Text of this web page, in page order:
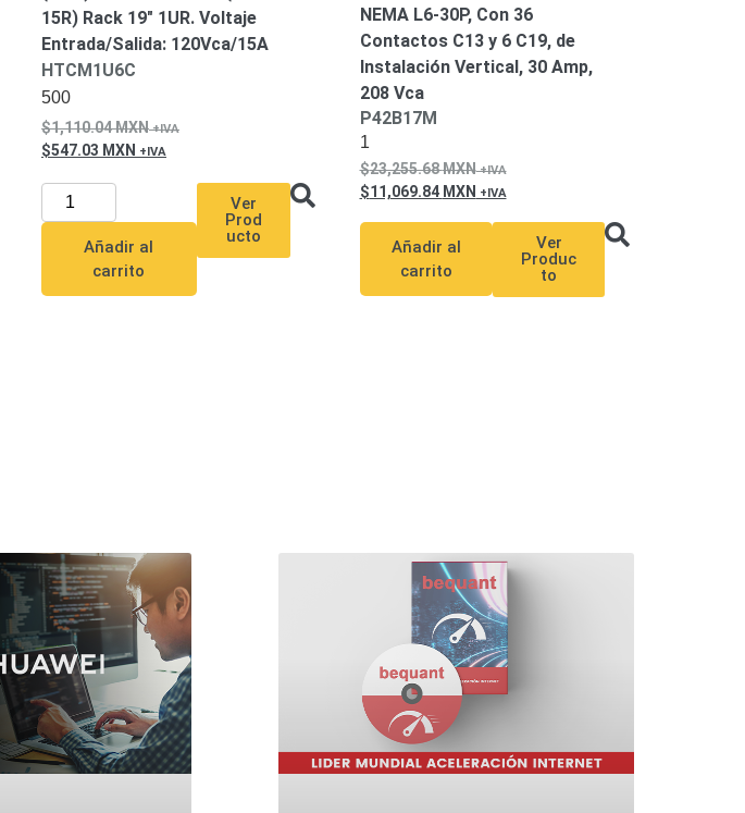
15R) Rack 19″ 1UR. Voltaje
Entrada/Salida: 120Vca/15A
HTCM1U6C
500
1,110.04MXN
547.03 MXN
Añadir al
carrito
Ver
Prod
ucto
NEMA L6-30P, Con 36
Contactos C13 y 6 C19, de
Instalación Vertical, 30 Amp,
208 Vca
P42B17M
1
23,255.68MXN
11,069.84 MXN
Añadir al
carrito
Ver
Produc
to